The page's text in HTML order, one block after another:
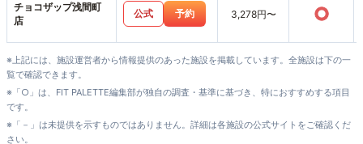
チョコザップ浅間町
店
公式 予約 3,278円〜 ○
※上記には、施設運営者から情報提供のあった施設を掲載しています。全施設は下の一
覧で確認できます。
※「○」は、FIT PALETTE編集部が独自の調査・基準に基づき、特におすすめする項目
です。
※「－」は未提供を示すものではありません。詳細は各施設の公式サイトをご確認くだ
さい。